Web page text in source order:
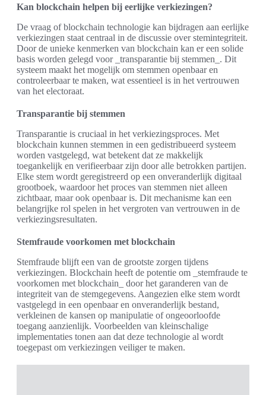
Kan blockchain helpen bij eerlijke verkiezingen?
De vraag of blockchain technologie kan bijdragen aan eerlijke
verkiezingen staat centraal in de discussie over stemintegriteit.
Door de unieke kenmerken van blockchain kan er een solide
basis worden gelegd voor _transparantie bij stemmen_. Dit
systeem maakt het mogelijk om stemmen openbaar en
controleerbaar te maken, wat essentieel is in het vertrouwen
van het electoraat.
Transparantie bij stemmen
Transparantie is cruciaal in het verkiezingsproces. Met
blockchain kunnen stemmen in een gedistribueerd systeem
worden vastgelegd, wat betekent dat ze makkelijk
toegankelijk en verifieerbaar zijn door alle betrokken partijen.
Elke stem wordt geregistreerd op een onveranderlijk digitaal
grootboek, waardoor het proces van stemmen niet alleen
zichtbaar, maar ook openbaar is. Dit mechanisme kan een
belangrijke rol spelen in het vergroten van vertrouwen in de
verkiezingsresultaten.
Stemfraude voorkomen met blockchain
Stemfraude blijft een van de grootste zorgen tijdens
verkiezingen. Blockchain heeft de potentie om _stemfraude te
voorkomen met blockchain_ door het garanderen van de
integriteit van de stemgegevens. Aangezien elke stem wordt
vastgelegd in een openbaar en onveranderlijk bestand,
verkleinen de kansen op manipulatie of ongeoorloofde
toegang aanzienlijk. Voorbeelden van kleinschalige
implementaties tonen aan dat deze technologie al wordt
toegepast om verkiezingen veiliger te maken.